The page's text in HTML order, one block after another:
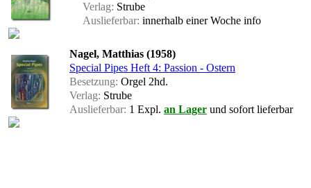
Verlag: Strube
Auslieferbar: innerhalb einer Woche info
Nagel, Matthias (1958)
Special Pipes Heft 4: Passion - Ostern
Besetzung: Orgel 2hd.
Verlag: Strube
Auslieferbar: 1 Expl. an Lager und sofort lieferbar